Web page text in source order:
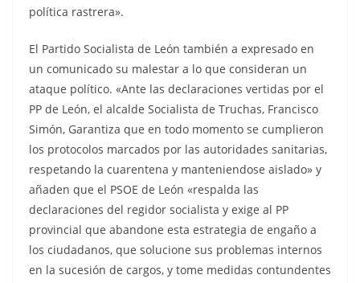
política rastrera».
El Partido Socialista de León también a expresado en
un comunicado su malestar a lo que consideran un
ataque político. «Ante las declaraciones vertidas por el
PP de León, el alcalde Socialista de Truchas, Francisco
Simón, Garantiza que en todo momento se cumplieron
los protocolos marcados por las autoridades sanitarias,
respetando la cuarentena y manteniendose aislado» y
añaden que el PSOE de León «respalda las
declaraciones del regidor socialista y exige al PP
provincial que abandone esta estrategia de engaño a
los ciudadanos, que solucione sus problemas internos
en la sucesión de cargos, y tome medidas contundentes